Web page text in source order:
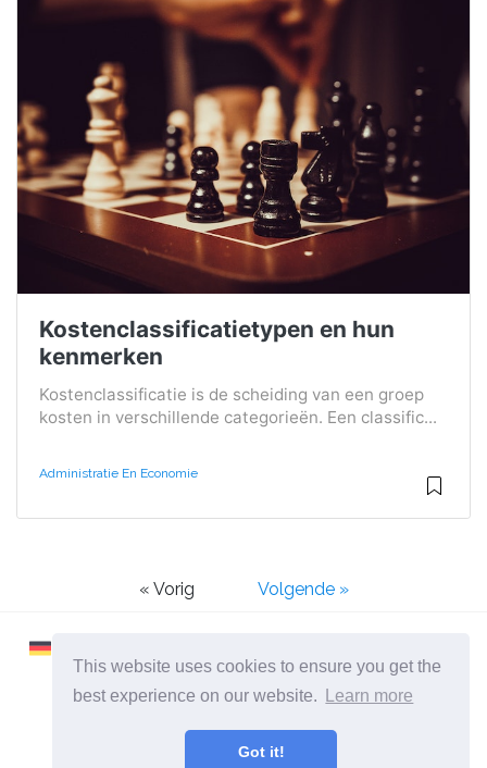
This website uses cookies to ensure you get the
best experience on our website.
Learn more
Got it!
Kostenclassificatietypen en hun
kenmerken
Kostenclassificatie is de scheiding van een groep
kosten in verschillende categorieën. Een classific...
Administratie En Economie
« Vorig Volgende »
2026 ©Learnaboutworld
Alle categorieën